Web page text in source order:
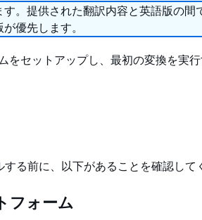
。提供された翻訳内容と英語版の間
優先します。
をセットアップし、最初の変換を実
る前に、以下があることを確認して
フォーム